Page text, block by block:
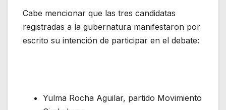
Cabe mencionar que las tres candidatas
registradas a la gubernatura manifestaron por
escrito su intención de participar en el debate:
Yulma Rocha Aguilar, partido Movimiento